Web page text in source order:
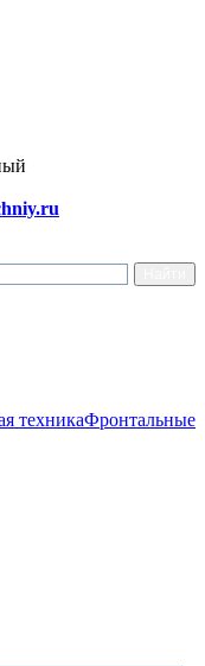
техникаФронтальные